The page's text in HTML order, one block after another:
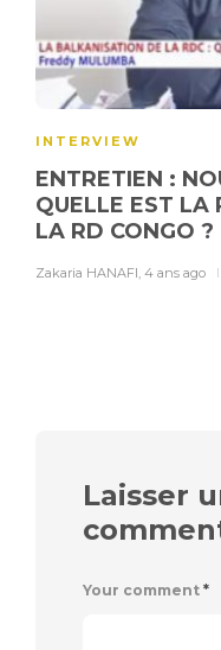
INTERVIEW
ENTRETIEN :
QUELLE EST LA
LA RD CONGO ?
Zakaria HANAFI, 4 ans ago
Laisser
Your comment *